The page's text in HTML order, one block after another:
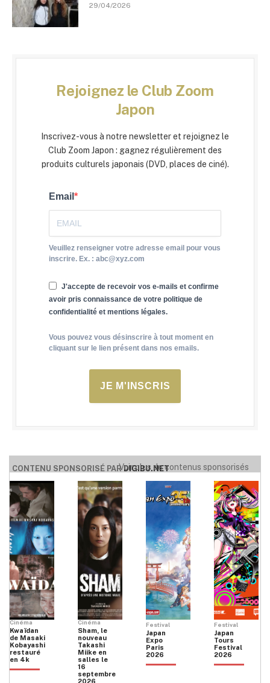
29/04/2026
Rejoignez le Club Zoom
Japon
Inscrivez-vous à notre newsletter et rejoignez le
Club Zoom Japon : gagnez régulièrement des
produits culturels japonais (DVD, places de ciné).
Email
Veuillez renseigner votre adresse email pour vous
inscrire. Ex. : abc@xyz.com
J'accepte de recevoir vos e-mails et confirme
avoir pris connaissance de votre politique de
confidentialité et mentions légales.
Vous pouvez vous désinscrire à tout moment en
cliquant sur le lien présent dans nos emails.
JE M'INSCRIS
CONTENU SPONSORISÉ PARDIGIBU.NET
Voir plus de contenus sponsorisés
Cinéma
Kwaïdan
de Masaki
Kobayashi
restauré
en 4k
Cinéma
Sham, le
nouveau
Takashi
Miike en
salles le
16
septembre
Festival
Japan
Expo
Paris
2026
Festival
Japan
Tours
Festival
2026